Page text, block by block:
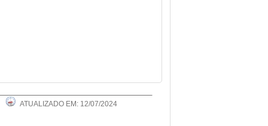
ATUALIZADO EM: 12/07/2024